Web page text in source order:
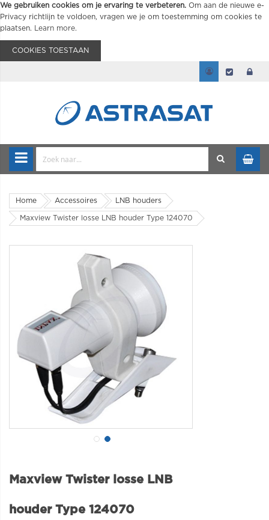
We gebruiken cookies om je ervaring te verbeteren. Om aan de nieuwe e-
Privacy richtlijn te voldoen, vragen we je om toestemming om cookies te
plaatsen.
Learn more.
COOKIES TOESTAAN
Home Accessoires LNB houders
Maxview Twister losse LNB houder Type 124070
Maxview Twister losse LNB
houder Type 124070